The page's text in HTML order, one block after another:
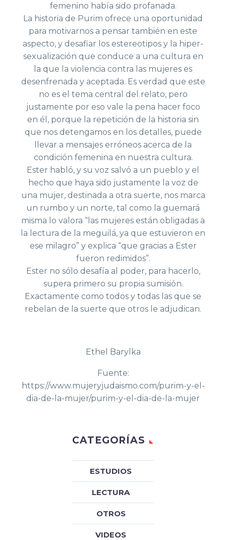
femenino había sido profanada.
La historia de Purim ofrece una oportunidad
para motivarnos a pensar también en este
aspecto, y desafiar los estereotipos y la hiper-
sexualización que conduce a una cultura en
la que la violencia contra las mujeres es
desenfrenada y aceptada. Es verdad que este
no es el tema central del relato, pero
justamente por eso vale la pena hacer foco
en él, porque la repetición de la historia sin
que nos detengamos en los detalles, puede
llevar a mensajes erróneos acerca de la
condición femenina en nuestra cultura.
Ester habló, y su voz salvó a un pueblo y el
hecho que haya sido justamente la voz de
una mujer, destinada a otra suerte, nos marca
un rumbo y un norte, tal como la guemará
misma lo valora “las mujeres están obligadas a
la lectura de la meguilá, ya que estuvieron en
ese milagro” y explica “que gracias a Ester
fueron redimidos”.
Ester no sólo desafía al poder, para hacerlo,
supera primero su propia sumisión.
Exactamente como todos y todas las que se
rebelan de la suerte que otros le adjudican.
Ethel Barylka
Fuente:
https://www.mujeryjudaismo.com/purim-y-el-
dia-de-la-mujer/purim-y-el-dia-de-la-mujer
CATEGORÍAS
ESTUDIOS
LECTURA
OTROS
VIDEOS